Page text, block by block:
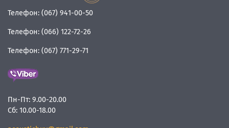
Телефон: (067) 941-00-50
Телефон: (066) 122-72-26
Телефон: (067) 771-29-71
Пн-Пт: 9.00-20.00
Сб: 10.00-18.00